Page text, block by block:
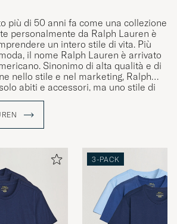
più di 50 anni fa come una collezione
personalmente da Ralph Lauren è
un intero stile di vita. Più
il nome Ralph Lauren è arrivato
Sinonimo di alta qualità e di
nello stile e nel marketing, Ralph
abiti e accessori, ma uno stile di
americano.
3-PACK